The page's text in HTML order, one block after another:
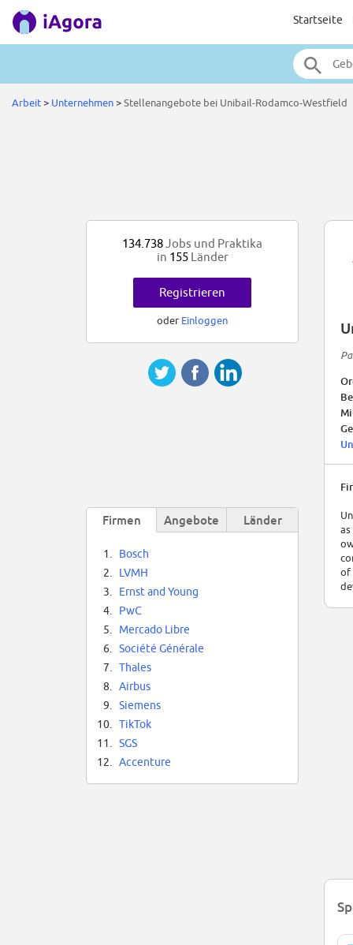
Startseite
Arbeit> Unternehmen>Stellenangebote bei Unibail-Rodamco-Westfield
of
134.738Jobs und Praktika
in 155Länder
Registrieren
oder Einloggen
Firmen Angebote Länder
1.
Bosch
2.
LVMH
3.
Ernst and Young
4.
PwC
5.
Mercado Libre
6.
Société Générale
7.
Thales
8.
Airbus
9.
Siemens
10.
TikTok
11.
SGS
12.
Accenture